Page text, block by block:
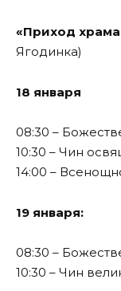
«Приход
Ягодинка)
18 января
08:30 –
10:30 – Чин
14:00 –
19 января:
08:30 –
10:30 – Чин